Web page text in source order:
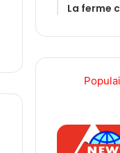
La ferme